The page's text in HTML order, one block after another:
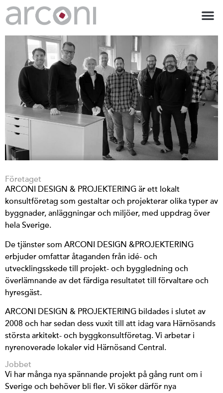
Företaget
ARCONI DESIGN & PROJEKTERING är ett lokalt
konsultföretag som gestaltar och projekterar olika typer av
byggnader, anläggningar och miljöer, med uppdrag över
hela Sverige.
De tjänster som ARCONI DESIGN &PROJEKTERING
erbjuder omfattar åtaganden från idé- och
utvecklingsskede till projekt- och byggledning och
överlämnande av det färdiga resultatet till förvaltare och
hyresgäst.
ARCONI DESIGN & PROJEKTERING bildades i slutet av
2008 och har sedan dess vuxit till att idag vara Härnösands
största arkitekt- och byggkonsultföretag. Vi arbetar i
nyrenoverade lokaler vid Härnösand Central.
Jobbet
Vi har många nya spännande projekt på gång runt om i
Sverige och behöver bli fler. Vi söker därför nya